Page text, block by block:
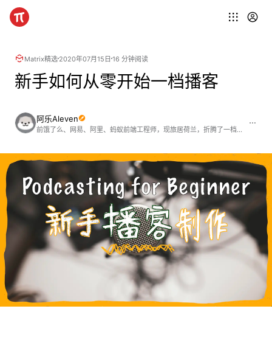
Matrix精选 2020年07月15日 16 分钟阅读
新手如何从零开始一档播客
阿乐Aleven
前饿了么、网易、阿里、蚂蚁前端工程师，现旅居荷兰，折腾了一档海外求职播客 http://anobody.im